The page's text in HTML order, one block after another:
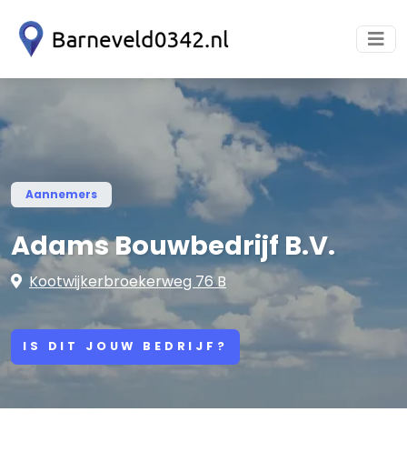
Aannemers
Adams Bouwbedrijf B.V.
Kootwijkerbroekerweg 76 B
IS DIT JOUW BEDRIJF?